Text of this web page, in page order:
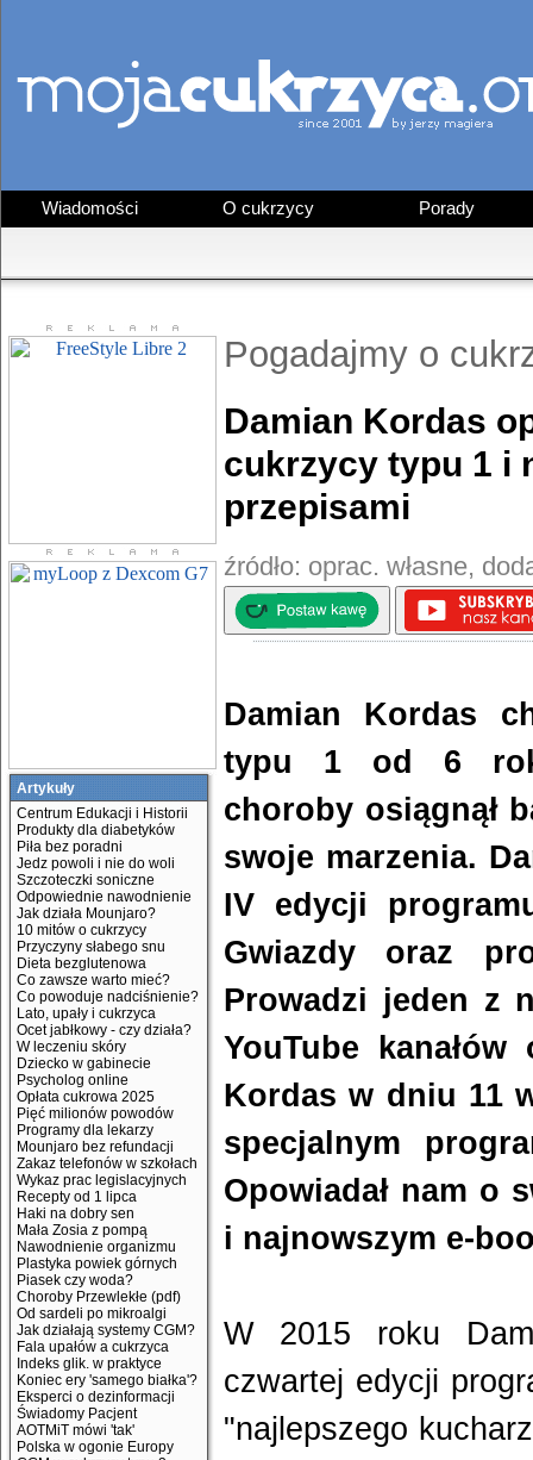
Wiadomości O cukrzycy Porady
Artykuły
Centrum Edukacji i Historii
Produkty dla diabetyków
Piła bez poradni
Jedz powoli i nie do woli
Szczoteczki soniczne
Odpowiednie nawodnienie
Jak działa Mounjaro?
10 mitów o cukrzycy
Przyczyny słabego snu
Dieta bezglutenowa
Co zawsze warto mieć?
Co powoduje nadciśnienie?
Lato, upały i cukrzyca
Ocet jabłkowy - czy działa?
W leczeniu skóry
Dziecko w gabinecie
Psycholog online
Opłata cukrowa 2025
Pięć milionów powodów
Programy dla lekarzy
Mounjaro bez refundacji
Zakaz telefonów w szkołach
Wykaz prac legislacyjnych
Recepty od 1 lipca
Haki na dobry sen
Mała Zosia z pompą
Nawodnienie organizmu
Plastyka powiek górnych
Piasek czy woda?
Choroby Przewlekłe (pdf)
Od sardeli po mikroalgi
Jak działają systemy CGM?
Fala upałów a cukrzyca
Indeks glik. w praktyce
Koniec ery 'samego białka'?
Eksperci o dezinformacji
Świadomy Pacjent
AOTMiT mówi 'tak'
Polska w ogonie Europy
Pogadajmy o
Damian Kordas
cukrzycy typu 1 i
przepisami
źródło: oprac. własne,
Damian Kordas
typu 1 od 6
choroby osiągnął
swoje marzenia.
IV edycji
Gwiazdy oraz
Prowadzi jeden z
YouTube
Kordas w dniu 11
specjalnym
Opowiadał nam o
i najnowszym e-
W 2015 roku
czwartej edycji
"najlepszego